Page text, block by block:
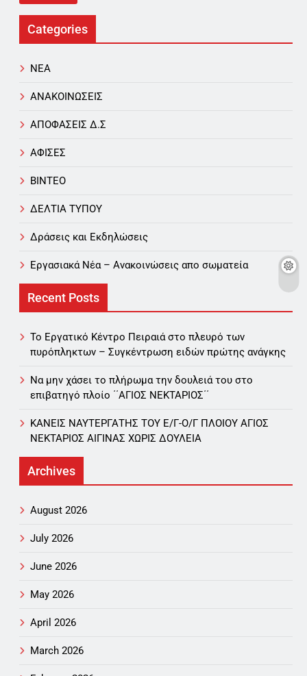
Categories
NEA
ΑΝΑΚΟΙΝΩΣΕΙΣ
ΑΠΟΦΑΣΕΙΣ Δ.Σ
ΑΦΙΣΕΣ
ΒΙΝΤΕΟ
ΔΕΛΤΙΑ ΤΥΠΟΥ
Δράσεις και Εκδηλώσεις
Εργασιακά Νέα – Aνακοινώσεις απο σωματεία
Recent Posts
Το Εργατικό Κέντρο Πειραιά στο πλευρό των
πυρόπληκτων – Συγκέντρωση ειδών πρώτης ανάγκης
Να μην χάσει το πλήρωμα την δουλειά του στο
επιβατηγό πλοίο ΄΄ΑΓΙΟΣ ΝΕΚΤΑΡΙΟΣ΄΄
ΚΑΝΕΙΣ ΝΑΥΤΕΡΓΑΤΗΣ TOY Ε/Γ-Ο/Γ ΠΛΟΙΟY ΑΓΙΟΣ
ΝΕΚΤΑΡΙΟΣ ΑΙΓΙΝΑΣ ΧΩΡΙΣ ΔΟΥΛΕΙΑ
Archives
August 2026
July 2026
June 2026
May 2026
April 2026
March 2026